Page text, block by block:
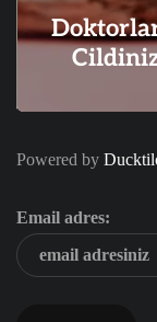
Powered by
Email adres: